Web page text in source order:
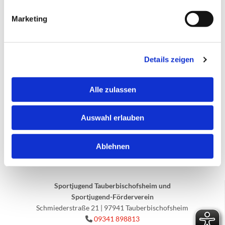
Marketing
Details zeigen
Alle zulassen
Auswahl erlauben
Ablehnen
30.07.2022 in Höpfingen um
17:15-19:30 Uhr
statt. Weitere Infos könne Sie unter
Sportjugend Tauberbischofsheim und
Sportjugend-Förderverein
Schmiederstraße 21 | 97941 Tauberbischofsheim
 09341 898813